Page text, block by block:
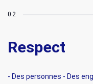
Respect
- Des personnes - Des